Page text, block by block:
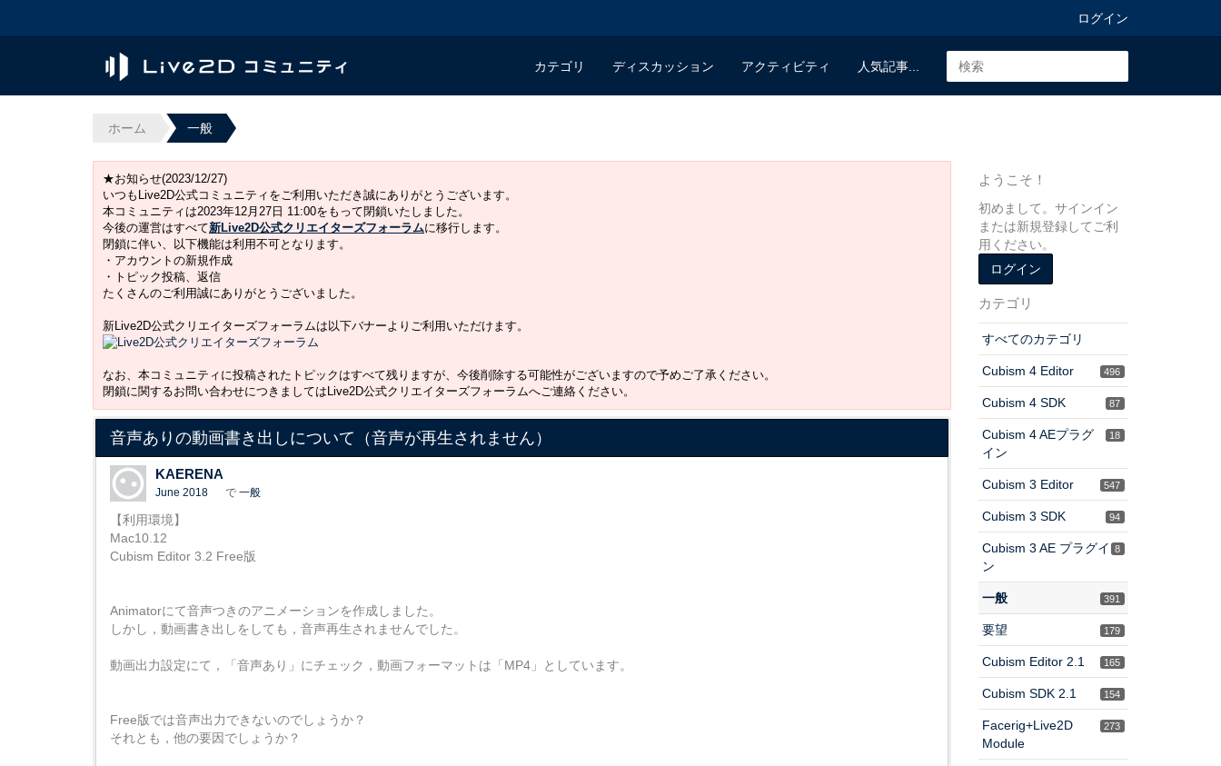
ログイン
カテゴリ ディスカッション アクティビティ 人気記事...
ホーム 一般
★お知らせ(2023/12/27)
いつもLive2D公式コミュニティをご利用いただき誠にありがとうございます。
本コミュニティは2023年12月27日 11:00をもって閉鎖いたしました。
今後の運営はすべて新Live2D公式クリエイターズフォーラムに移行します。
閉鎖に伴い、以下機能は利用不可となります。
・アカウントの新規作成
・トピック投稿、返信
たくさんのご利用誠にありがとうございました。
新Live2D公式クリエイターズフォーラムは以下バナーよりご利用いただけます。
なお、本コミュニティに投稿されたトピックはすべて残りますが、今後削除する可能性がございますので予めご了承ください。
閉鎖に関するお問い合わせにつきましてはLive2D公式クリエイターズフォーラムへご連絡ください。
音声ありの動画書き出しについて（音声が再生されません）
KAERENA
June 2018 で 一般
【利用環境】
Mac10.12
Cubism Editor 3.2 Free版
Animatorにて音声つきのアニメーションを作成しました。
しかし，動画書き出しをしても，音声再生されませんでした。
動画出力設定にて，「音声あり」にチェック，動画フォーマットは「MP4」としています。
Free版では音声出力できないのでしょうか？
それとも，他の要因でしょうか？
ようこそ！
初めまして。サインイン
または新規登録してご利
用ください。
ログイン
カテゴリ
すべてのカテゴリ
496
Cubism 4 Editor
87
Cubism 4 SDK
18
Cubism 4 AEプラグ
イン
547
Cubism 3 Editor
94
Cubism 3 SDK
8
Cubism 3 AE プラグイ
ン
391
一般
179
要望
165
Cubism Editor 2.1
154
Cubism SDK 2.1
273
Facerig+Live2D
Module